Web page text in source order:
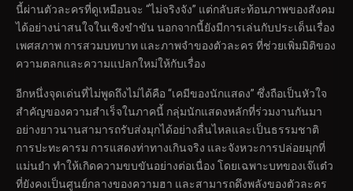
นี้ผ่านตัวละครที่ดูเหมือนจะ “ไม่จริงจัง” แต่กลับสะท้อนภาพของสังคม
ได้อย่างน่าสนใจในเชิงขำขัน นอกจากนี้ยังมีการเล่นกับประเด็นเรื่อง
เพศสภาพ การสวมบทบาท และภาพจำของตัวละคร ที่ช่วยเพิ่มมิติของ
ความตลกและความแปลกใหม่ให้กับเรื่อง
อีกหนึ่งจุดเด่นที่ไม่พูดถึงไม่ได้คือ “เคมีของนักแสดง” ซึ่งถือเป็นหัวใจ
สำคัญของความสำเร็จในภาคนี้ กลุ่มนักแสดงหลักที่ร่วมงานกันมา
อย่างยาวนานสามารถรับส่งมุกได้อย่างลื่นไหลและเป็นธรรมชาติ
การปะทะคารม การแสดงท่าทางเกินจริง และจังหวะการปล่อยมุกที่
แม่นยำ ทำให้เกิดความขบขันอย่างต่อเนื่อง โดยเฉพาะบทของเจ๊แต๋ว
ที่ยังคงเป็นศูนย์กลางของความฮา และสามารถดึงพลังของตัวละคร